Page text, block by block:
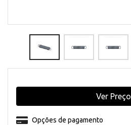
Opções de pagamento
Ver Preço